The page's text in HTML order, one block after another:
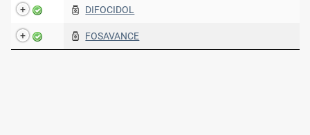
DIFOCIDOL
FOSAVANCE